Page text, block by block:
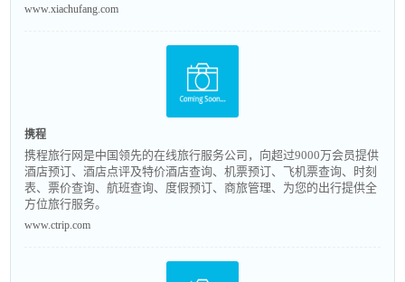
www.xiachufang.com
携程
携程旅行网是中国领先的在线旅行服务公司，向超过9000万会员提供
酒店预订、酒店点评及特价酒店查询、机票预订、飞机票查询、时刻
表、票价查询、航班查询、度假预订、商旅管理、为您的出行提供全
方位旅行服务。
www.ctrip.com